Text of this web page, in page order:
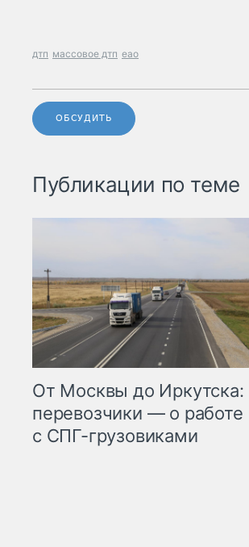
дтп массовое дтп еао
ОБСУДИТЬ
Публикации по теме
От Москвы до Иркутска:
перевозчики — о работе
с СПГ-грузовиками